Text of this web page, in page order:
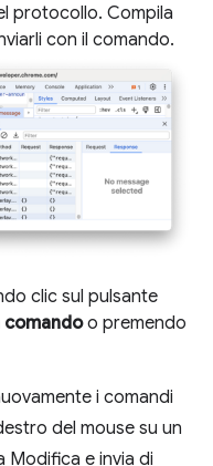
protocollo. Compila
con il comando.
clic sul pulsante
comandoo premendo
i comandi
del mouse su un
Modifica e invia di